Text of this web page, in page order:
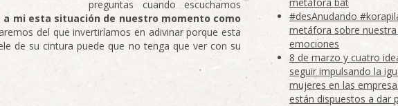
preguntas cuando escuchamos
a mi esta situación de nuestro momento como
del que invertiríamos en adivinar porque esta
de su cintura puede que no tenga que ver con su
#desAnudando
metáfora sobre
emociones
8 de marzo y cuatro
seguir impulsando la
mujeres en las
están dispuestos a dar